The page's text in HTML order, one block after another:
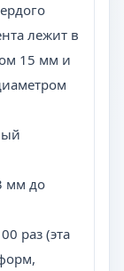
лежит в
15 мм и
мм до
раз (эта